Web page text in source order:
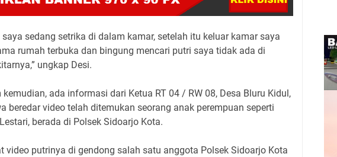
saya sedang setrika di dalam kamar, setelah itu keluar kamar saya
rumah terbuka dan bingung mencari putri saya tidak ada di
ungkap Desi.
kemudian, ada informasi dari Ketua RT 04 / RW 08, Desa Bluru Kidul,
beredar video telah ditemukan seorang anak perempuan seperti
berada di Polsek Sidoarjo Kota.
video putrinya di gendong salah satu anggota Polsek Sidoarjo Kota